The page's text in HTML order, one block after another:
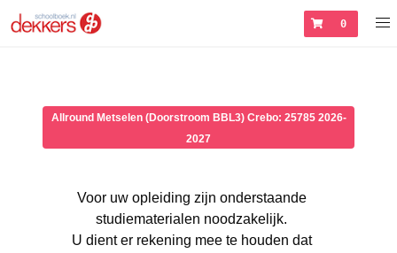
0
Allround Metselen (Doorstroom BBL3) Crebo: 25785 2026-
2027
Voor uw opleiding zijn onderstaande
studiematerialen noodzakelijk.
U dient er rekening mee te houden dat